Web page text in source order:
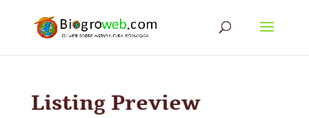
Listing Preview